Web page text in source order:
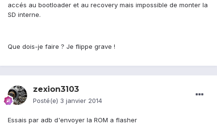
accés au bootloader et au recovery mais impossible de monter la
SD interne.
Que dois-je faire ? Je flippe grave !
zexion3103
Posté(e) 3 janvier 2014
Essais par adb d'envoyer la ROM a flasher